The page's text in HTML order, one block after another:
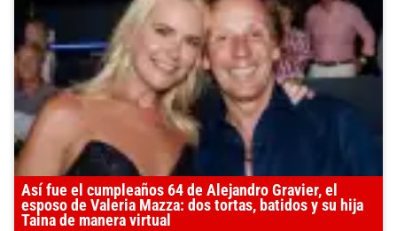
Así fue el cumpleaños 64 de Alejandro Gravier, el
esposo de Valeria Mazza: dos tortas, batidos y su hija
Taina de manera virtual